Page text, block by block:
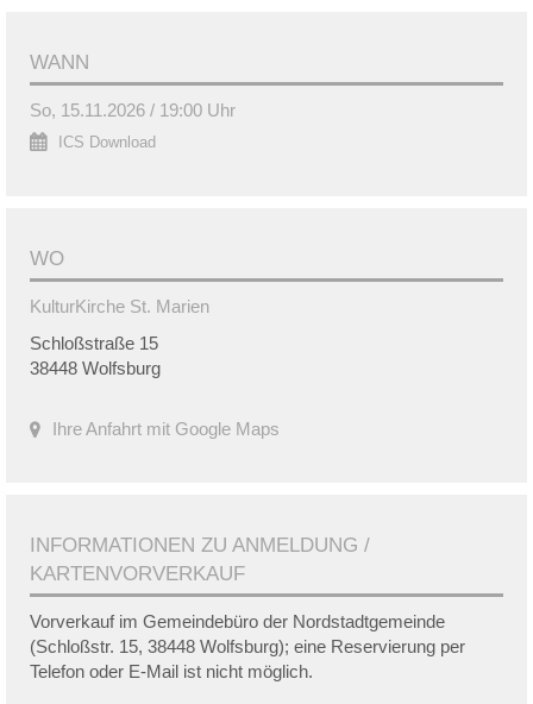
WANN
So, 15.11.2026 / 19:00 Uhr
ICS Download
WO
KulturKirche St. Marien
Schloßstraße 15
38448 Wolfsburg
Ihre Anfahrt mit Google Maps
INFORMATIONEN ZU ANMELDUNG /
KARTENVORVERKAUF
Vorverkauf im Gemeindebüro der Nordstadtgemeinde
(Schloßstr. 15, 38448 Wolfsburg); eine Reservierung per
Telefon oder E-Mail ist nicht möglich.